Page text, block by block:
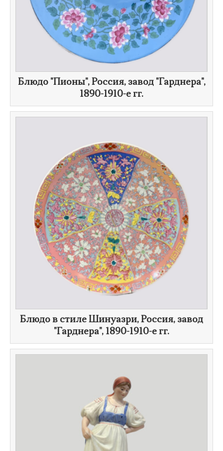
Блюдо "Пионы", Россия, завод "Гарднера",
1890-1910-е гг.
Блюдо в стиле Шинуазри, Россия, завод
"Гарднера", 1890-1910-е гг.